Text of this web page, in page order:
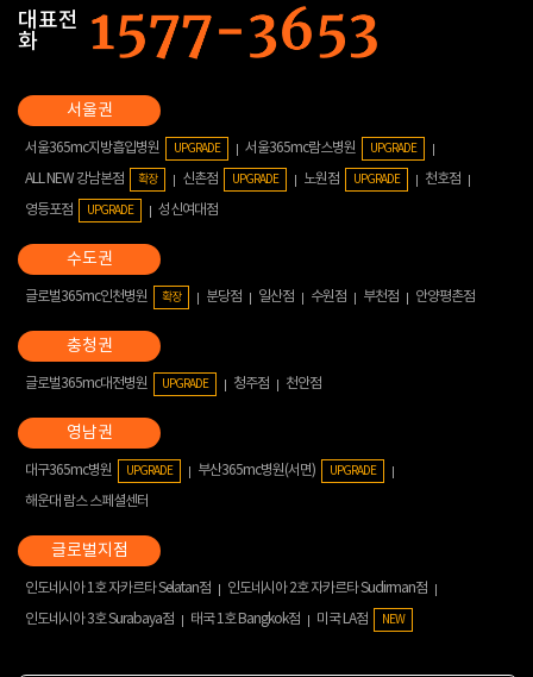
대표전
화
서울365mc지방흡입병원 UPGRADE 서울365mc람스병원 UPGRADE
ALL NEW 강남본점 확장 신촌점 UPGRADE 노원점 UPGRADE
천호점
영등포점
UPGRADE 성신여대점
글로벌365mc인천병원 확장 분당점 일산점 수원점 부천점 안양평촌점
글로벌365mc대전병원 UPGRADE 청주점 천안점
대구365mc병원 UPGRADE 부산365mc병원(서면) UPGRADE
해운대 람스 스페셜센터
인도네시아 1호 자카르타 Selatan점
인도네시아 2호 자카르타 Sudirman점
인도네시아 3호 Surabaya점
태국 1호 Bangkok점 미국 LA점 NEW